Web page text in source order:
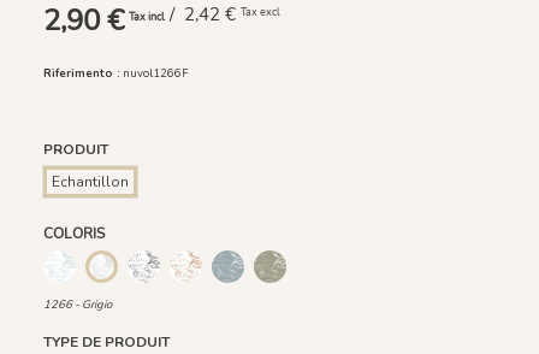
2,90 €Tax incl / 2,42 € Tax excl
Riferimento : nuvol1266F
PRODUIT
Echantillon
COLORIS
1264 - Blu1266 - Grigio
1265 - Nero1267 - Ocra1268 - Sfondo Blu
1263 - Sfondo Verde
1266 - Grigio
TYPE DE PRODUIT